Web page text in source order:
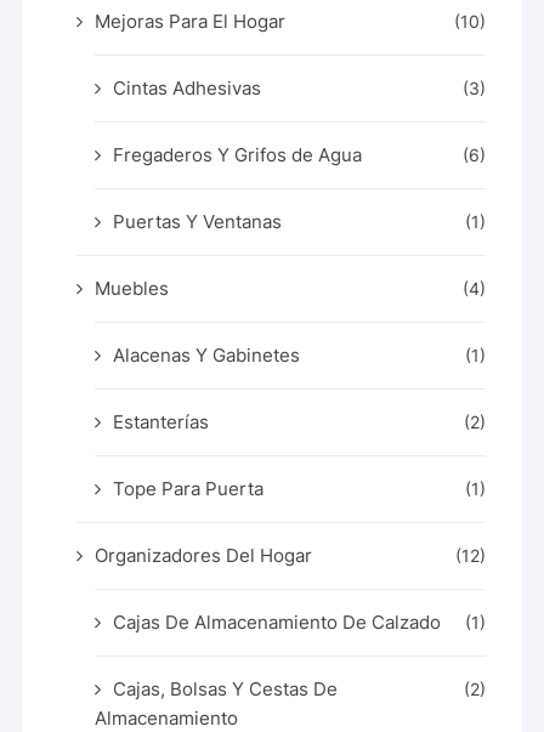
Mejoras Para El Hogar (10)
Cintas Adhesivas (3)
Fregaderos Y Grifos de Agua (6)
Puertas Y Ventanas (1)
Muebles (4)
Alacenas Y Gabinetes (1)
Estanterías (2)
Tope Para Puerta (1)
Organizadores Del Hogar (12)
Cajas De Almacenamiento De Calzado (1)
Cajas, Bolsas Y Cestas De
Almacenamiento
(2)